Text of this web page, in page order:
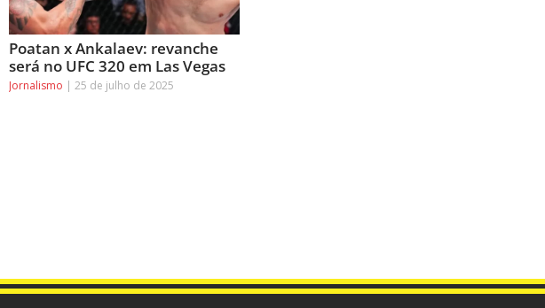
Poatan x Ankalaev: revanche
será no UFC 320 em Las Vegas
Jornalismo 25 de julho de 2025